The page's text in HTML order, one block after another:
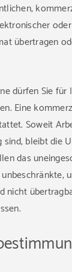
übertragen
dürfen Sie
Eine
Soweit
bleibt die
das
nicht